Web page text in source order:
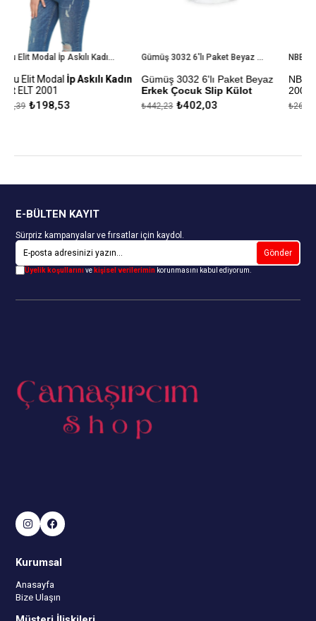
Tutku Elit Modal İp Askılı Kadın Atlet ELT 2001
Kadın
Gümüş 3032 6'lı Paket Beyaz Erkek Çocuk Slip Külot
Gümüş 3032 6'lı Paket Beyaz
Erkek Çocuk Slip Külot
₺442,23
NBB Dikişsiz Bayan Boxer
NBBDikişsiz Bayan
2007
₺265,39
E-BÜLTEN KAYIT
Sürpriz kampanyalar ve fırsatlar için kaydol.
Gönder
Üyelik koşullarınıve kişisel verilerimin korunmasını kabul ediyorum.
Kurumsal
Anasayfa
Bize Ulaşın